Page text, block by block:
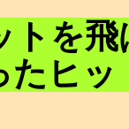
トを
たヒッ